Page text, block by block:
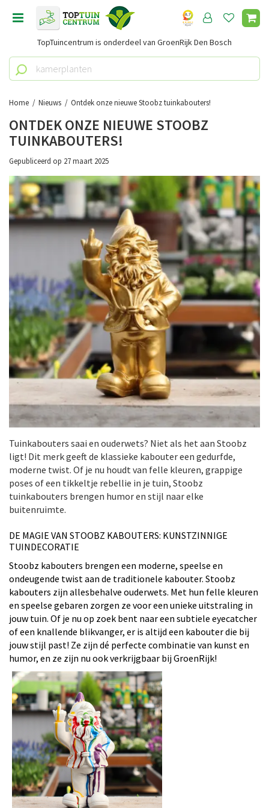
Home Nieuws Ontdek onze nieuwe Stoobz tuinkabouters!
TopTuincentrum is onderdeel van GroenRijk Den Bosch
ONTDEK ONZE NIEUWE STOOBZ
TUINKABOUTERS!
Gepubliceerd op 27 maart 2025
Tuinkabouters saai en ouderwets? Niet als het aan Stoobz
ligt! Dit merk geeft de klassieke kabouter een gedurfde,
moderne twist. Of je nu houdt van felle kleuren, grappige
poses of een tikkeltje rebellie in je tuin, Stoobz
tuinkabouters brengen humor en stijl naar elke
buitenruimte.
DE MAGIE VAN STOOBZ KABOUTERS: KUNSTZINNIGE
TUINDECORATIE
Stoobz kabouters brengen een moderne, speelse en
ondeugende twist aan de traditionele kabouter. Stoobz
kabouters zijn allesbehalve ouderwets. Met hun felle kleuren
en speelse gebaren zorgen ze voor een unieke uitstraling in
jouw tuin. Of je nu op zoek bent naar een subtiele eyecatcher
of een knallende blikvanger, er is altijd een kabouter die bij
jouw stijl past! Ze zijn dé perfecte combinatie van kunst en
humor, en ze zijn nu ook verkrijgbaar bij GroenRijk!